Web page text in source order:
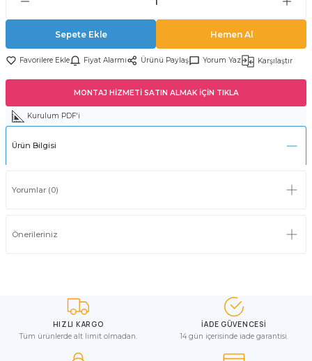
Sepete Ekle Hemen Al
Fiyat Alarmı Ürünü Paylaş Yorum Yaz Karşılaştır
MONTAJ HİZMETİ SATIN ALMAK İÇİN TIKLA
Kurulum PDF'i
Ürün Bilgisi
Yorumlar (0)
Önerileriniz
HIZLI KARGO
Tüm ürünlerde alt limit olmadan.
İADE GÜVENCESİ
14 gün içerisinde iade garantisi.